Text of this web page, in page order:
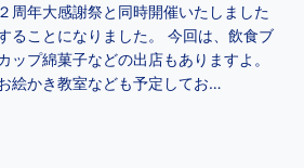
周年大感謝祭と同時開催いたしました
ることになりました。 今回は、飲食ブ
ップ綿菓子などの出店もありますよ。
絵かき教室なども予定してお…